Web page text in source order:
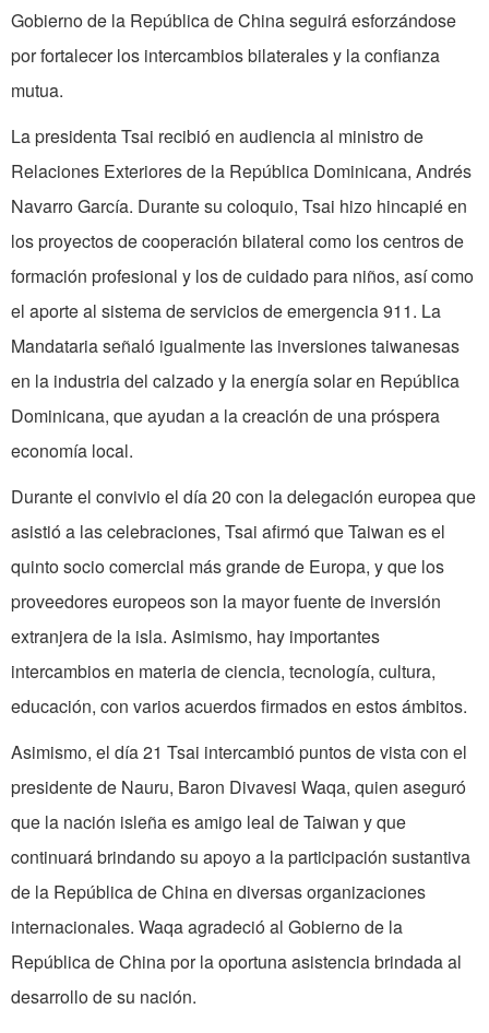
Gobierno de la República de China seguirá esforzándose
por fortalecer los intercambios bilaterales y la confianza
mutua.
La presidenta Tsai recibió en audiencia al ministro de
Relaciones Exteriores de la República Dominicana, Andrés
Navarro García. Durante su coloquio, Tsai hizo hincapié en
los proyectos de cooperación bilateral como los centros de
formación profesional y los de cuidado para niños, así como
el aporte al sistema de servicios de emergencia 911. La
Mandataria señaló igualmente las inversiones taiwanesas
en la industria del calzado y la energía solar en República
Dominicana, que ayudan a la creación de una próspera
economía local.
Durante el convivio el día 20 con la delegación europea que
asistió a las celebraciones, Tsai afirmó que Taiwan es el
quinto socio comercial más grande de Europa, y que los
proveedores europeos son la mayor fuente de inversión
extranjera de la isla. Asimismo, hay importantes
intercambios en materia de ciencia, tecnología, cultura,
educación, con varios acuerdos firmados en estos ámbitos.
Asimismo, el día 21 Tsai intercambió puntos de vista con el
presidente de Nauru, Baron Divavesi Waqa, quien aseguró
que la nación isleña es amigo leal de Taiwan y que
continuará brindando su apoyo a la participación sustantiva
de la República de China en diversas organizaciones
internacionales. Waqa agradeció al Gobierno de la
República de China por la oportuna asistencia brindada al
desarrollo de su nación.